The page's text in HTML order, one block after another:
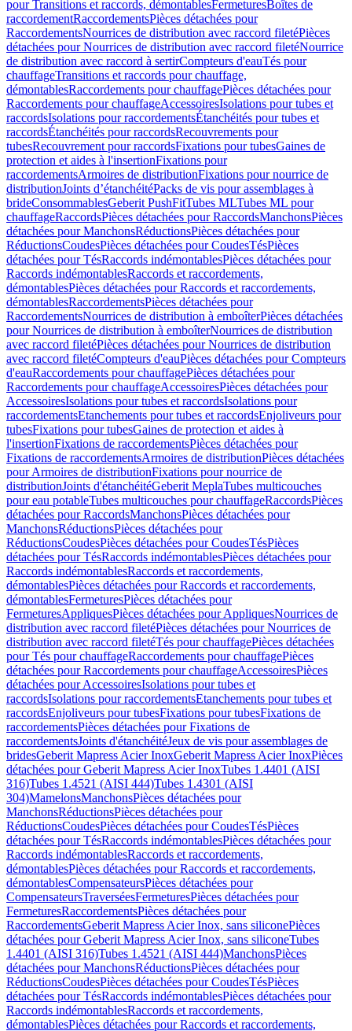
pour Transitions et raccords, démontablesFermeturesBoîtes de
raccordementRaccordementsPièces détachées pour
RaccordementsNourrices de distribution avec raccord filetéPièces
détachées pour Nourrices de distribution avec raccord filetéNourrice
de distribution avec raccord à sertirCompteurs d'eauTés pour
chauffageTransitions et raccords pour chauffage,
démontablesRaccordements pour chauffagePièces détachées pour
Raccordements pour chauffageAccessoiresIsolations pour tubes et
raccordsIsolations pour raccordementsÉtanchéités pour tubes et
raccordsÉtanchéités pour raccordsRecouvrements pour
tubesRecouvrement pour raccordsFixations pour tubesGaines de
protection et aides à l'insertionFixations pour
raccordementsArmoires de distributionFixations pour nourrice de
distributionJoints d’étanchéitéPacks de vis pour assemblages à
brideConsommablesGeberit PushFitTubes MLTubes ML pour
chauffageRaccordsPièces détachées pour RaccordsManchonsPièces
détachées pour ManchonsRéductionsPièces détachées pour
RéductionsCoudesPièces détachées pour CoudesTésPièces
détachées pour TésRaccords indémontablesPièces détachées pour
Raccords indémontablesRaccords et raccordements,
démontablesPièces détachées pour Raccords et raccordements,
démontablesRaccordementsPièces détachées pour
RaccordementsNourrices de distribution à emboîterPièces détachées
pour Nourrices de distribution à emboîterNourrices de distribution
avec raccord filetéPièces détachées pour Nourrices de distribution
avec raccord filetéCompteurs d'eauPièces détachées pour Compteurs
d'eauRaccordements pour chauffagePièces détachées pour
Raccordements pour chauffageAccessoiresPièces détachées pour
AccessoiresIsolations pour tubes et raccordsIsolations pour
raccordementsEtanchements pour tubes et raccordsEnjoliveurs pour
tubesFixations pour tubesGaines de protection et aides à
l'insertionFixations de raccordementsPièces détachées pour
Fixations de raccordementsArmoires de distributionPièces détachées
pour Armoires de distributionFixations pour nourrice de
distributionJoints d'étanchéitéGeberit MeplaTubes multicouches
pour eau potableTubes multicouches pour chauffageRaccordsPièces
détachées pour RaccordsManchonsPièces détachées pour
ManchonsRéductionsPièces détachées pour
RéductionsCoudesPièces détachées pour CoudesTésPièces
détachées pour TésRaccords indémontablesPièces détachées pour
Raccords indémontablesRaccords et raccordements,
démontablesPièces détachées pour Raccords et raccordements,
démontablesFermeturesPièces détachées pour
FermeturesAppliquesPièces détachées pour AppliquesNourrices de
distribution avec raccord filetéPièces détachées pour Nourrices de
distribution avec raccord filetéTés pour chauffagePièces détachées
pour Tés pour chauffageRaccordements pour chauffagePièces
détachées pour Raccordements pour chauffageAccessoiresPièces
détachées pour AccessoiresIsolations pour tubes et
raccordsIsolations pour raccordementsEtanchements pour tubes et
raccordsEnjoliveurs pour tubesFixations pour tubesFixations de
raccordementsPièces détachées pour Fixations de
raccordementsJoints d'étanchéitéJeux de vis pour assemblages de
bridesGeberit Mapress Acier InoxGeberit Mapress Acier InoxPièces
détachées pour Geberit Mapress Acier InoxTubes 1.4401 (AISI
316)Tubes 1.4521 (AISI 444)Tubes 1.4301 (AISI
304)MamelonsManchonsPièces détachées pour
ManchonsRéductionsPièces détachées pour
RéductionsCoudesPièces détachées pour CoudesTésPièces
détachées pour TésRaccords indémontablesPièces détachées pour
Raccords indémontablesRaccords et raccordements,
démontablesPièces détachées pour Raccords et raccordements,
démontablesCompensateursPièces détachées pour
CompensateursTraverséesFermeturesPièces détachées pour
FermeturesRaccordementsPièces détachées pour
RaccordementsGeberit Mapress Acier Inox, sans siliconePièces
détachées pour Geberit Mapress Acier Inox, sans siliconeTubes
1.4401 (AISI 316)Tubes 1.4521 (AISI 444)ManchonsPièces
détachées pour ManchonsRéductionsPièces détachées pour
RéductionsCoudesPièces détachées pour CoudesTésPièces
détachées pour TésRaccords indémontablesPièces détachées pour
Raccords indémontablesRaccords et raccordements,
démontablesPièces détachées pour Raccords et raccordements,